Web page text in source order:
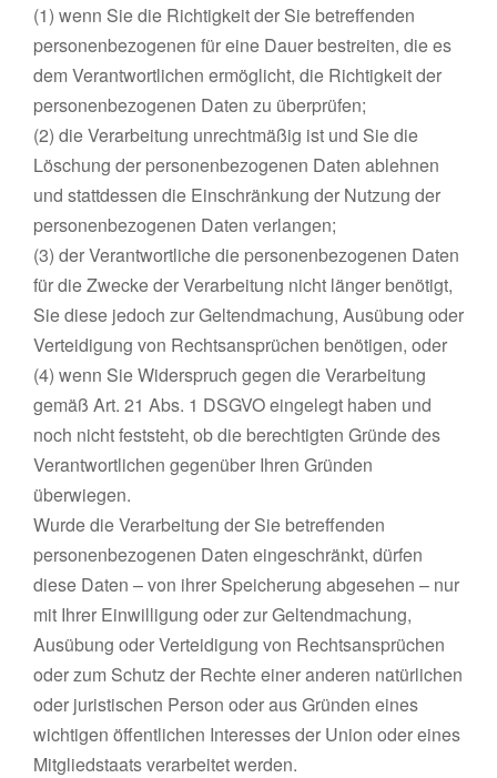
(1) wenn Sie die Richtigkeit der Sie betreffenden
personenbezogenen für eine Dauer bestreiten, die es
dem Verantwortlichen ermöglicht, die Richtigkeit der
personenbezogenen Daten zu überprüfen;
(2) die Verarbeitung unrechtmäßig ist und Sie die
Löschung der personenbezogenen Daten ablehnen
und stattdessen die Einschränkung der Nutzung der
personenbezogenen Daten verlangen;
(3) der Verantwortliche die personenbezogenen Daten
für die Zwecke der Verarbeitung nicht länger benötigt,
Sie diese jedoch zur Geltendmachung, Ausübung oder
Verteidigung von Rechtsansprüchen benötigen, oder
(4) wenn Sie Widerspruch gegen die Verarbeitung
gemäß Art. 21 Abs. 1 DSGVO eingelegt haben und
noch nicht feststeht, ob die berechtigten Gründe des
Verantwortlichen gegenüber Ihren Gründen
überwiegen.
Wurde die Verarbeitung der Sie betreffenden
personenbezogenen Daten eingeschränkt, dürfen
diese Daten – von ihrer Speicherung abgesehen – nur
mit Ihrer Einwilligung oder zur Geltendmachung,
Ausübung oder Verteidigung von Rechtsansprüchen
oder zum Schutz der Rechte einer anderen natürlichen
oder juristischen Person oder aus Gründen eines
wichtigen öffentlichen Interesses der Union oder eines
Mitgliedstaats verarbeitet werden.